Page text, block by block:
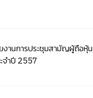
งานการประชุมสามัญผู้ถือหุ้น
จำปี 2557